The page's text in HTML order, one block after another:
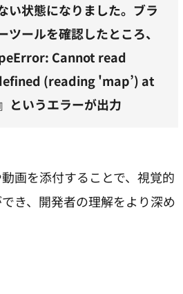
い状態になりました。ブラ
ツールを確認したところ、
Cannot read
(reading 'map’) at
いうエラーが出力
画を添付することで、視覚的
き、開発者の理解をより深め